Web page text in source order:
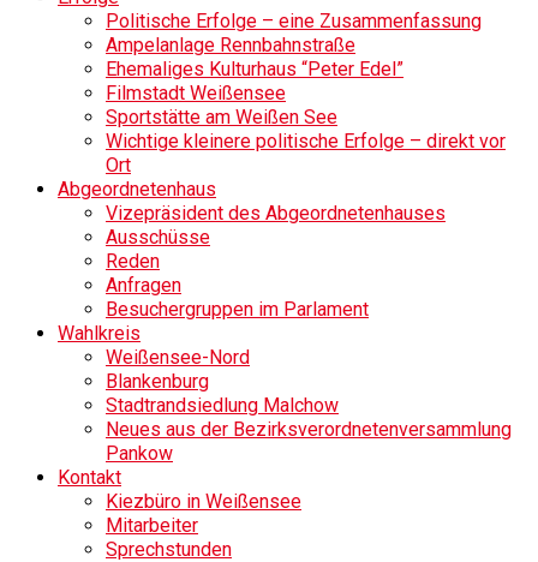
Politische Erfolge – eine Zusammenfassung
Ampelanlage Rennbahnstraße
Ehemaliges Kulturhaus “Peter Edel”
Filmstadt Weißensee
Sportstätte am Weißen See
Wichtige kleinere politische Erfolge – direkt vor
Ort
Abgeordnetenhaus
Vizepräsident des Abgeordnetenhauses
Ausschüsse
Reden
Anfragen
Besuchergruppen im Parlament
Wahlkreis
Weißensee-Nord
Blankenburg
Stadtrandsiedlung Malchow
Neues aus der Bezirksverordnetenversammlung
Pankow
Kontakt
Kiezbüro in Weißensee
Mitarbeiter
Sprechstunden